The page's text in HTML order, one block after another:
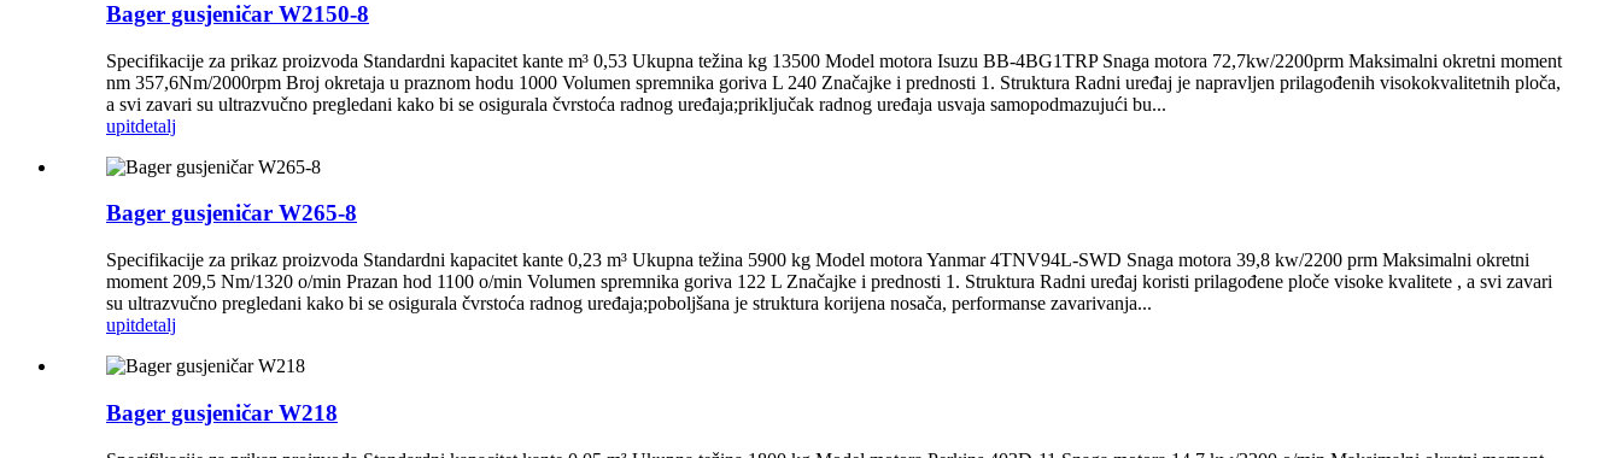
Bager gusjeničar W2150-8
Specifikacije za prikaz proizvoda Standardni kapacitet kante m³ 0,53 Ukupna težina kg 13500 Model motora Isuzu BB-4BG1TRP Snaga motora 72,7kw/2200prm Maksimalni okretni moment
nm 357,6Nm/2000rpm Broj okretaja u praznom hodu 1000 Volumen spremnika goriva L 240 Značajke i prednosti 1. Struktura Radni uređaj je napravljen prilagođenih visokokvalitetnih ploča,
a svi zavari su ultrazvučno pregledani kako bi se osigurala čvrstoća radnog uređaja;priključak radnog uređaja usvaja samopodmazujući bu...
upitdetalj
Bager gusjeničar W265-8
Specifikacije za prikaz proizvoda Standardni kapacitet kante 0,23 m³ Ukupna težina 5900 kg Model motora Yanmar 4TNV94L-SWD Snaga motora 39,8 kw/2200 prm Maksimalni okretni
moment 209,5 Nm/1320 o/min Prazan hod 1100 o/min Volumen spremnika goriva 122 L Značajke i prednosti 1. Struktura Radni uređaj koristi prilagođene ploče visoke kvalitete , a svi zavari
su ultrazvučno pregledani kako bi se osigurala čvrstoća radnog uređaja;poboljšana je struktura korijena nosača, performanse zavarivanja...
upitdetalj
Bager gusjeničar W218